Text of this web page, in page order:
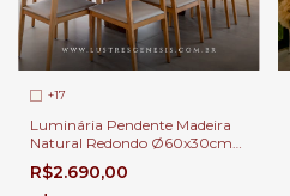
+17
Luminária Pendente Madeira
Natural Redondo Ø60x30cm
com Cúpula Tecido Bege 1x E-
27 Para Mesa de Jantar | Linha
R$2.690,00